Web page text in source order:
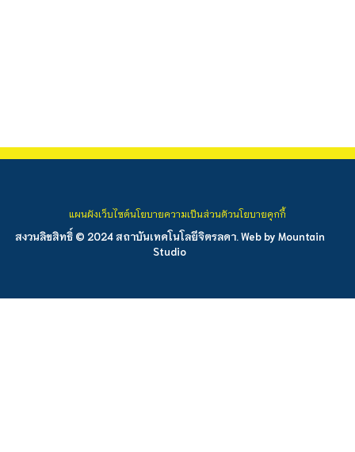
สงวนลิขสิทธิ์ © 2024 สถาบันเทคโนโลยีจิตรลดา. Web by Mountain
Studio
แผนผังเว็บไซต์นโยบายความเป็นส่วนตัวนโยบายคุกกี้